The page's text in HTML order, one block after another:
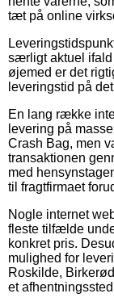
tæt på online
særligt aktuel ifald
øjemed er det
leveringstid på
En lang række
levering på
Crash Bag, men
transaktionen
med
til fragtfirmaet
Nogle internet
fleste tilfælde
konkret pris.
mulighed for
Roskilde,
et